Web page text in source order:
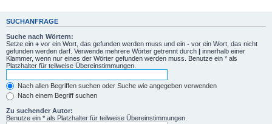
SUCHANFRAGE
Suche nach Wörtern:
Setze ein + vor ein Wort, das gefunden werden muss und ein - vor ein Wort, das nicht
gefunden werden darf. Verwende mehrere Wörter getrennt durch | innerhalb einer
Klammer, wenn nur eines der Wörter gefunden werden muss. Benutze ein * als
Platzhalter für teilweise Übereinstimmungen.
Nach allen Begriffen suchen oder Suche wie angegeben verwenden
Nach einem Begriff suchen
Zu suchender Autor:
Benutze ein * als Platzhalter für teilweise Übereinstimmungen.